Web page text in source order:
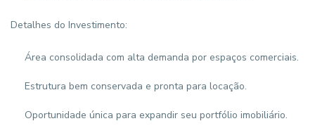
Detalhes do Investimento:
Área consolidada com alta demanda por espaços comerciais.
Estrutura bem conservada e pronta para locação.
Oportunidade única para expandir seu portfólio imobiliário.